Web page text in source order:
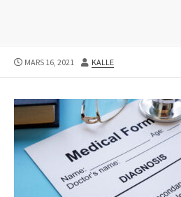
PUBLISHED
MARS 16, 2021 AUTHOR
KALLE